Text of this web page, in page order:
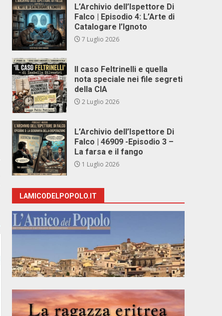
L’Archivio dell’Ispettore Di
Falco | Episodio 4: L’Arte di
Catalogare l’Ignoto
7 Luglio 2026
Il caso Feltrinelli e quella
nota speciale nei file segreti
della CIA
2 Luglio 2026
L’Archivio dell’Ispettore Di
Falco | 46909 -Episodio 3 –
La farsa e il fango
1 Luglio 2026
LAMICODELPOPOLO.IT